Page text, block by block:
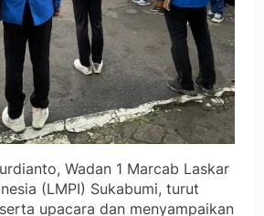
Wadan 1 Marcab Laskar
(LMPI) Sukabumi, turut
upacara dan menyampaikan